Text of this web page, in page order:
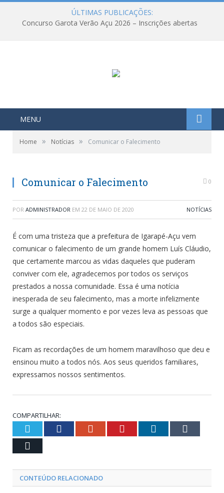
ÚLTIMAS PUBLICAÇÕES:
Concurso Garota Verão Açu 2026 – Inscrições abertas
MENU
Home » Notícias » Comunicar o Falecimento
Comunicar o Falecimento 0
POR ADMINISTRADOR EM 22 DE MAIO DE 2020 NOTÍCIAS
É com uma tristeza que a prefeitura de Igarapé-Açu vem
comunicar o falecimento de um grande homem Luís Cláudio,
que certamente marcou as vidas daqueles que puderam
conviver com ele, agradecemos por todos os serviços
prestados a nossa comunidade. Essa é uma notícia
inesperada de seu falecimento, mas a morte infelizmente
surge a qualquer momento e por vezes leva as pessoas que
a todos são especiais.
Ficam as recordações de um homem maravilhoso que deu e
ensinou muito a todos nós. Aos seus queridos familiares,
expressamos nossos sentimentos.
COMPARTILHAR:
Twitter Facebook Google+ Pinterest LinkedIn
CONTEÚDO RELACIONADO